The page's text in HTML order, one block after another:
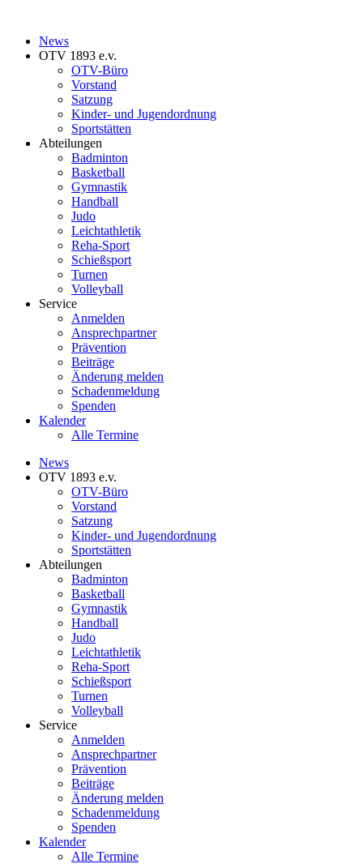
News
OTV 1893 e.v.
OTV-Büro
Vorstand
Satzung
Kinder- und Jugendordnung
Sportstätten
Abteilungen
Badminton
Basketball
Gymnastik
Handball
Judo
Leichtathletik
Reha-Sport
Schießsport
Turnen
Volleyball
Service
Anmelden
Ansprechpartner
Prävention
Beiträge
Änderung melden
Schadenmeldung
Spenden
Kalender
Alle Termine
News
OTV 1893 e.v.
OTV-Büro
Vorstand
Satzung
Kinder- und Jugendordnung
Sportstätten
Abteilungen
Badminton
Basketball
Gymnastik
Handball
Judo
Leichtathletik
Reha-Sport
Schießsport
Turnen
Volleyball
Service
Anmelden
Ansprechpartner
Prävention
Beiträge
Änderung melden
Schadenmeldung
Spenden
Kalender
Alle Termine